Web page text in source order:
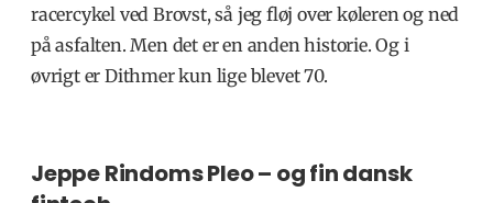
racercykel ved Brovst, så jeg fløj over køleren og ned
på asfalten. Men det er en anden historie. Og i
øvrigt er Dithmer kun lige blevet 70.
Jeppe Rindoms Pleo – og fin dansk